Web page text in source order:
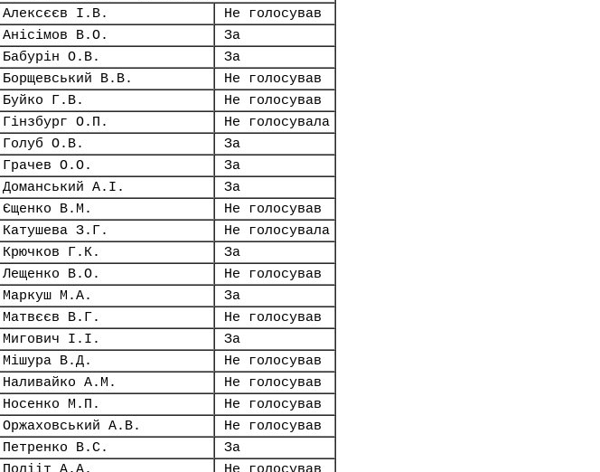
Алексєєв І.В.
Не голосував
Анісімов В.О.
За
Бабурін О.В.
За
Борщевський В.В.
Не голосував
Буйко Г.В.
Не голосував
Гінзбург О.П.
Не голосувала
Голуб О.В.
За
Грачев О.О.
За
Доманський А.І.
За
Єщенко В.М.
Не голосував
Катушева З.Г.
Не голосувала
Крючков Г.К.
За
Лещенко В.О.
Не голосував
Маркуш М.А.
За
Матвєєв В.Г.
Не голосував
Мигович І.І.
За
Мішура В.Д.
Не голосував
Наливайко А.М.
Не голосував
Носенко М.П.
Не голосував
Оржаховський А.В.
Не голосував
Петренко В.С.
За